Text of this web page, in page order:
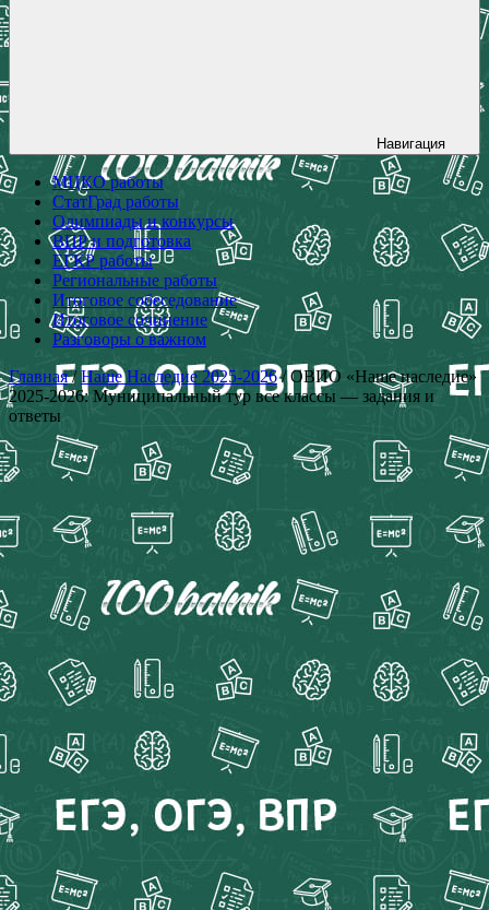
Навигация
МЦКО работы
СтатГрад работы
Олимпиады и конкурсы
ВПР и подготовка
ЕГКР работы
Региональные работы
Итоговое собеседование
Итоговое сочинение
Разговоры о важном
Главная/Наше Наследие 2025-2026/ ОВИО «Наше наследие»
2025-2026: Муниципальный тур все классы — задания и
ответы